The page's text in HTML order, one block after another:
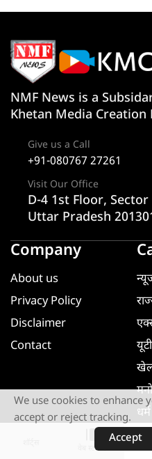
वेब स्टोरीज़
NMF News is a
Khetan Media Creation
Give us a Call
+91-080767 27261
Visit Our Office
D-4 1st Floor,
Uttar Pradesh
Company
About us
Privacy Policy
Disclaimer
Contact
We use cookies to enhance
accept or reject tracking.
Accept